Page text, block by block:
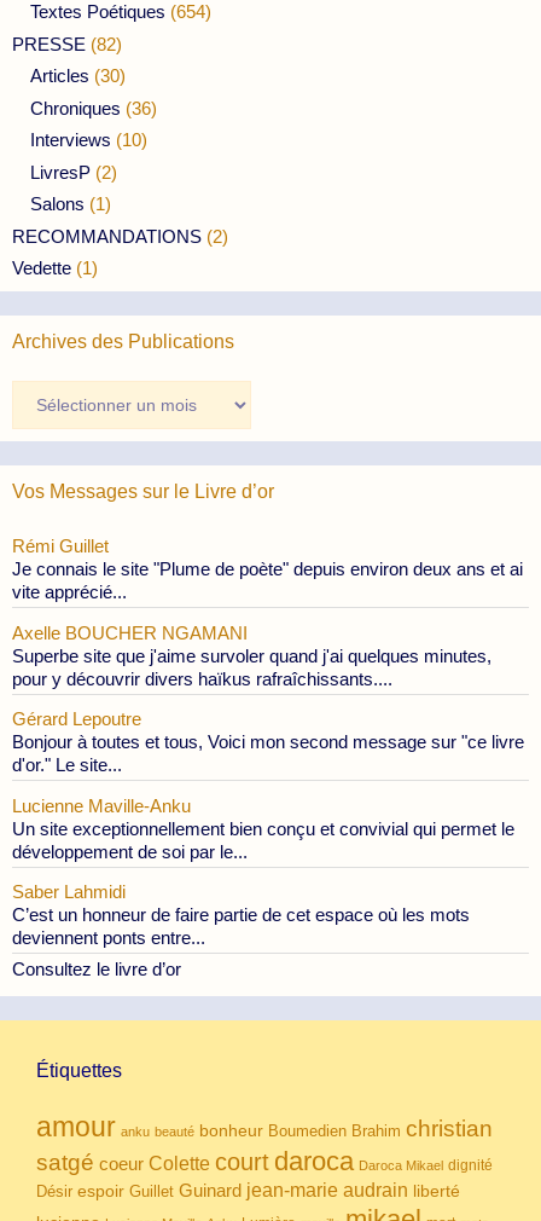
Textes Poétiques (654)
PRESSE (82)
Articles (30)
Chroniques (36)
Interviews (10)
LivresP (2)
Salons (1)
RECOMMANDATIONS (2)
Vedette (1)
Archives des Publications
des
Publications
Vos Messages sur le Livre d’or
Rémi Guillet
Je connais le site "Plume de poète" depuis environ deux ans et ai
vite apprécié...
Axelle BOUCHER NGAMANI
Superbe site que j'aime survoler quand j'ai quelques minutes,
pour y découvrir divers haïkus rafraîchissants....
Gérard Lepoutre
Bonjour à toutes et tous, Voici mon second message sur "ce livre
d'or." Le site...
Lucienne Maville-Anku
Un site exceptionnellement bien conçu et convivial qui permet le
développement de soi par le...
Saber Lahmidi
C’est un honneur de faire partie de cet espace où les mots
deviennent ponts entre...
Consultez le livre d’or
Étiquettes
amour anku beauté bonheur Boumedien Brahim christian
satgé coeur Colette court daroca Daroca Mikael dignité
Désir espoir Guillet Guinard jean-marie audrain liberté